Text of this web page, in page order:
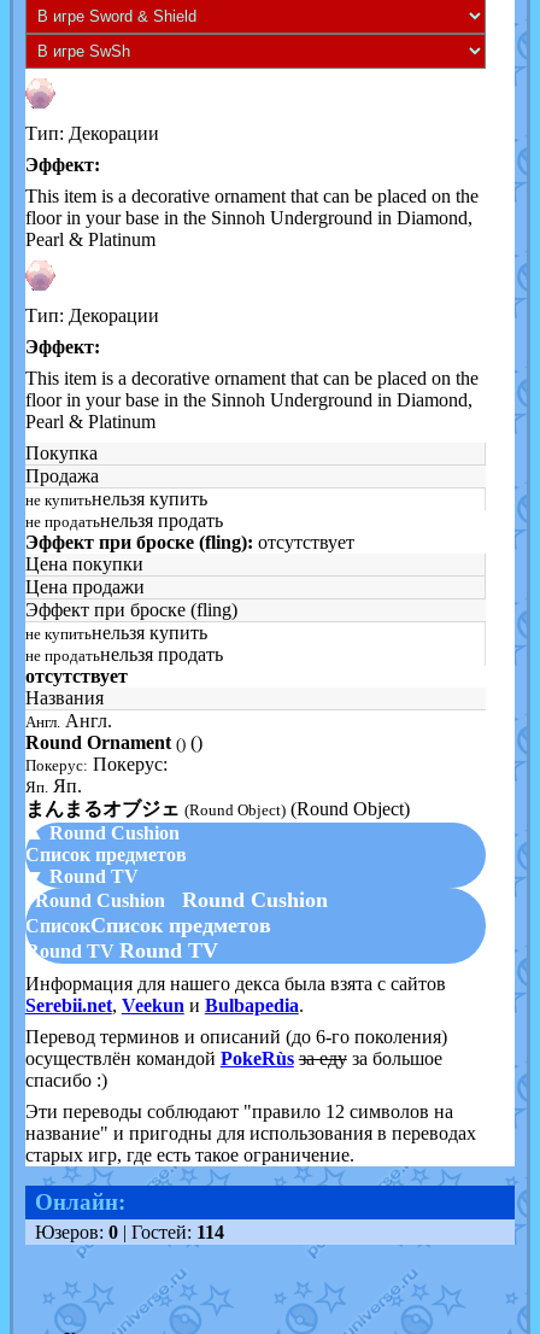
Тип: Декорации
Эффект:
This item is a decorative ornament that can be placed on the
floor in your base in the Sinnoh Underground in Diamond,
Pearl & Platinum
Тип: Декорации
Эффект:
This item is a decorative ornament that can be placed on the
floor in your base in the Sinnoh Underground in Diamond,
Pearl & Platinum
Покупка
Продажа
не купитьнельзя купить
не продатьнельзя продать
Эффект при броске (fling): отсутствует
Цена покупки
Цена продажи
Эффект при броске (fling)
не купитьнельзя купить
не продатьнельзя продать
отсутствует
Названия
Англ. Англ.
Round Ornament () ()
Покерус: Покерус:
Яп. Яп.
まんまるオブジェ (Round Object) (Round Object)
▲ Round Cushion
Список предметов
▼ Round TV
Round Cushion
Round Cushion
СписокСписок предметов
Round TV Round TV
Информация для нашего декса была взята с сайтов
Serebii.net, Veekun и Bulbapedia.
Перевод терминов и описаний (до 6-го поколения)
осуществлён командой PokeRùs за едуза большое
спасибо :)
Эти переводы соблюдают "правило 12 символов на
название" и пригодны для использования в переводах
старых игр, где есть такое ограничение.
Онлайн:
Юзеров: 0| Гостей: 114